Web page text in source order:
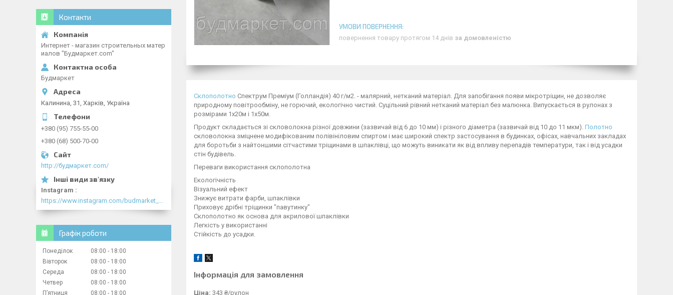
повернення товару протягом 14 днів за домовленістю
Склополотно Спектрум Преміум (Голландія) 40 г/м2. - малярний, нетканий матеріал. Для запобігання появи мікротріщин, не дозволяє
природному повітрообміну, не горючий, екологічно чистий. Суцільний рівний нетканий матеріал без малюнка. Випускається в рулонах з
розмірами 1х20м і 1х50м.
Продукт складається зі скловолокна різної довжини (зазвичай від 6 до 10 мм) і різного діаметра (зазвичай від 10 до 11 мкм). Полотно
скловолокна зміцнене модифікованим полівініловим спиртом і має широкий спектр застосування в будинках, офісах, навчальних закладах
для боротьби з найтоншими сітчастими тріщинами в шпаклівці, що можуть виникати як від впливу перепадів температури, так і від усадки
стін будівель.
Переваги використання склополотна
Екологічність
Візуальний ефект
Знижує витрати фарби, шпаклівки
Приховує дрібні тріщинки "павутинку"
Склополотно як основа для акрилової шпаклівки
Легкість у використанні
Стійкість до усадки.
Інформація для замовлення
Ціна: 343 ₴/рулон
Контакти
Интернет - магазин строительных матер
иалов "Будмаркет.com"
Будмаркет
Калинина, 31, Харків, Україна
+380 (95) 755-55-00
+380 (68) 500-70-00
http://будмаркет.com/
Instagram
Графік роботи
Понеділок 08:00
18:00
Вівторок
08:00
18:00
Середа
08:00
18:00
Четвер
08:00
18:00
Пʼятниця
08:00
18:00